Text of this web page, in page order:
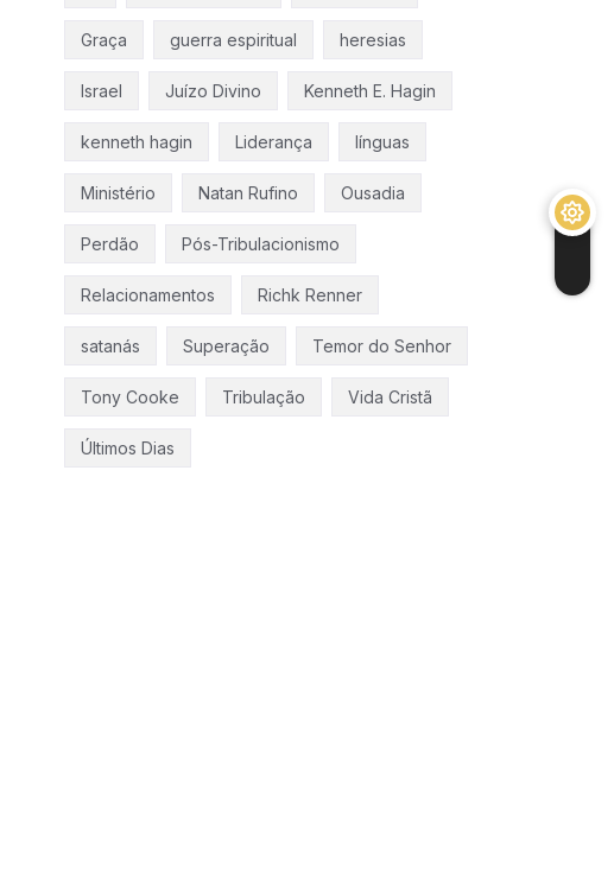
Graça guerra espiritual heresias
Israel Juízo Divino Kenneth E. Hagin
kenneth hagin Liderança línguas
Ministério Natan Rufino Ousadia
Perdão Pós-Tribulacionismo
Relacionamentos Richk Renner
satanás Superação Temor do Senhor
Tony Cooke Tribulação Vida Cristã
Últimos Dias